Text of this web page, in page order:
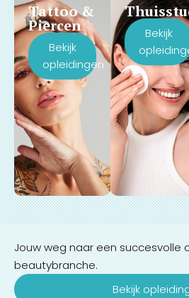
Tattoo &
Piercen
Bekijk
opleidingen
Bekijk
Jouw weg naar een succesvolle
beautybranche.
Bekijk